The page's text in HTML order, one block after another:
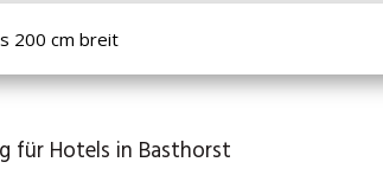
200 cm breit
für Hotels in Basthorst